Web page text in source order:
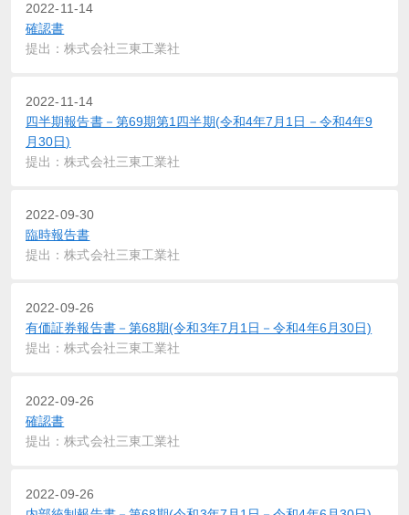
2022-11-14
確認書
提出：株式会社三東工業社
2022-11-14
四半期報告書－第69期第1四半期(令和4年7月1日－令和4年9
月30日)
提出：株式会社三東工業社
2022-09-30
臨時報告書
提出：株式会社三東工業社
2022-09-26
有価証券報告書－第68期(令和3年7月1日－令和4年6月30日)
提出：株式会社三東工業社
2022-09-26
確認書
提出：株式会社三東工業社
2022-09-26